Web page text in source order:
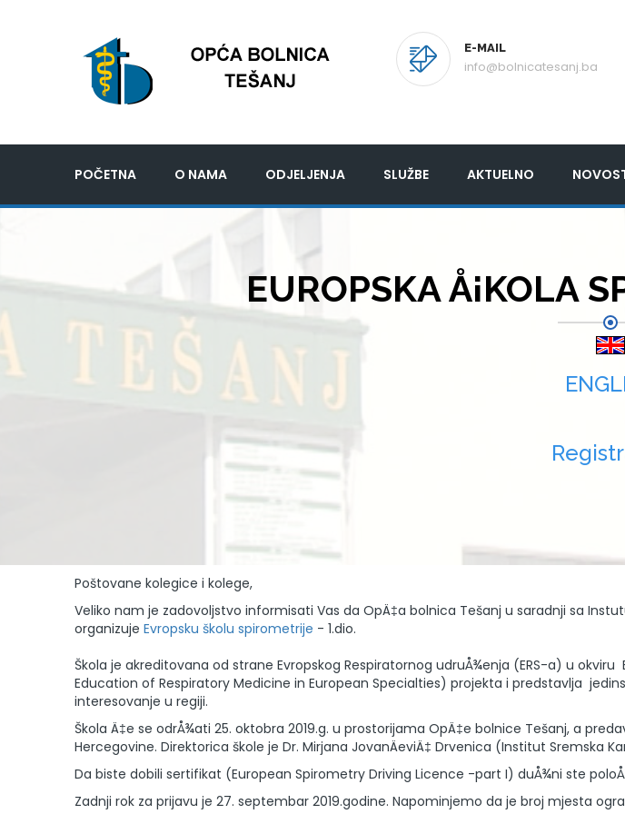
E-MAIL
info@bolnicatesanj.ba
POČETNA O NAMA ODJELJENJA SLUŽBE AKTUELNO
EUROPSKA Å¡KOLA
Poštovane kolegice i kolege,
Veliko nam je zadovoljstvo informisati Vas da OpÄ‡a bolnica Tešanj u saradnji sa
organizuje Evropsku školu spirometrije - 1.dio.
Škola je akreditovana od strane Evropskog Respiratornog udruÅ¾enja (ERS-a) u
Education of Respiratory Medicine in European Specialties) projekta i predstavlja
interesovanje u regiji.
Škola Ä‡e se odrÅ¾ati 25. oktobra 2019.g. u prostorijama OpÄ‡e bolnice Tešanj, a
Hercegovine. Direktorica škole je Dr. Mirjana JovanÄeviÄ‡ Drvenica (Institut Sremska
Da biste dobili sertifikat (European Spirometry Driving Licence -part I) duÅ¾ni ste
Zadnji rok za prijavu je 27. septembar 2019.godine. Napominjemo da je broj mjesta